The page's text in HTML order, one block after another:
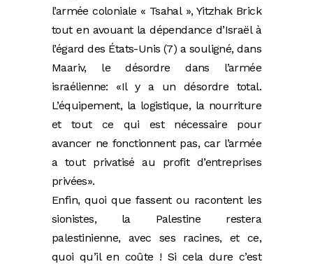
l’armée coloniale « Tsahal », Yitzhak Brick
tout en avouant la dépendance d’Israël à
l’égard des États-Unis (7) a souligné, dans
Maariv, le désordre dans l’armée
israélienne: «Il y a un désordre total.
L’équipement, la logistique, la nourriture
et tout ce qui est nécessaire pour
avancer ne fonctionnent pas, car l’armée
a tout privatisé au profit d’entreprises
privées».
Enfin, quoi que fassent ou racontent les
sionistes, la Palestine restera
palestinienne, avec ses racines, et ce,
quoi qu’il en coûte ! Si cela dure c’est